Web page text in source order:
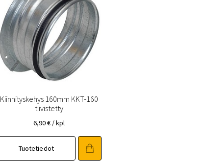
Kiinnityskehys 160mm KKT-160
tiivistetty
6,90€ / kpl
Tuotetiedot